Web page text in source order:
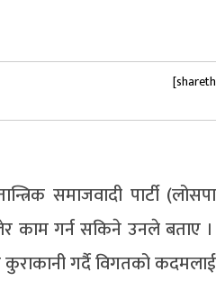
समाजवादी पार्टी
काम गर्न सकिने उनले बताए ।
गर्दै विगतको कदमलाई